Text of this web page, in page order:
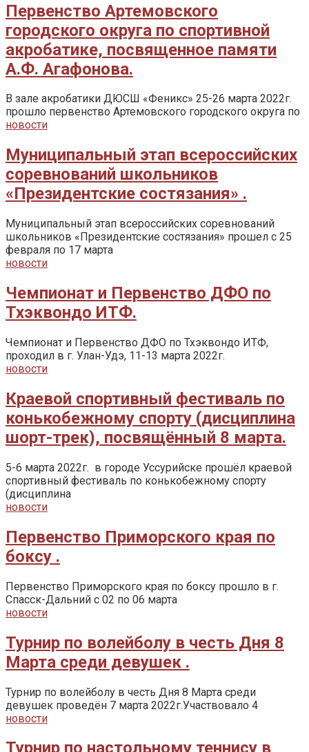
Первенство Артемовского
городского округа по спортивной
акробатике, посвященное памяти
А.Ф. Агафонова.
В зале акробатики ДЮСШ «Феникс» 25-26 марта 2022г.
прошло первенство Артемовского городского округа по
новости
Муниципальный этап всероссийских
соревнований школьников
«Президентские состязания» .
Муниципальный этап всероссийских соревнований
школьников «Президентские состязания» прошел с 25
февраля по 17 марта
новости
Чемпионат и Первенство ДФО по
Тхэквондо ИТФ.
Чемпионат и Первенство ДФО по Тхэквондо ИТФ,
проходил в г. Улан-Удэ, 11-13 марта 2022г.
новости
Краевой спортивный фестиваль по
конькобежному спорту (дисциплина
шорт-трек), посвящённый 8 марта.
5-6 марта 2022г. в городе Уссурийске прошёл краевой
спортивный фестиваль по конькобежному спорту
(дисциплина
новости
Первенство Приморского края по
боксу .
Первенство Приморского края по боксу прошло в г.
Спасск-Дальний с 02 по 06 марта
новости
Турнир по волейболу в честь Дня 8
Марта среди девушек .
Турнир по волейболу в честь Дня 8 Марта среди
девушек проведён 7 марта 2022г.Участвовало 4
новости